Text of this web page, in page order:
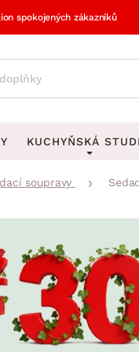
spokojených zákazníků
Obrazy
Hodiny
Vázy
Zobrazit vše
KUCHYŇSKÁ
soupravy